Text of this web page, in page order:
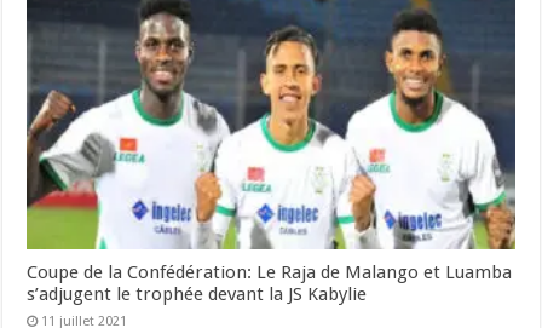
Coupe de la Confédération: Le Raja de Malango et Luamba
s’adjugent le trophée devant la JS Kabylie
11 juillet 2021